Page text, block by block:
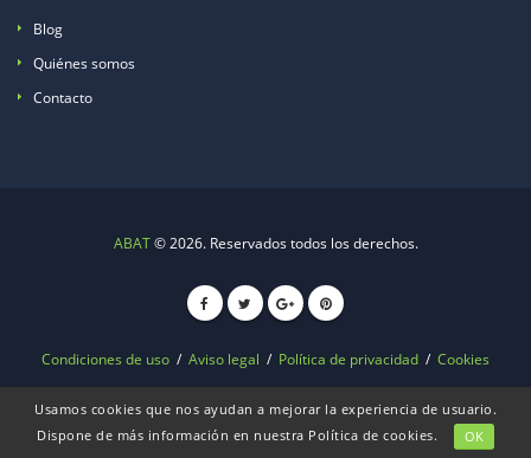
Blog
Quiénes somos
Contacto
ABAT© 2026. Reservados todos los derechos.
Condiciones de uso / Aviso legal / Política de privacidad / Cookies
Usamos cookies que nos ayudan a mejorar la experiencia de usuario.
Dispone de más información en nuestra Política de cookies. OK